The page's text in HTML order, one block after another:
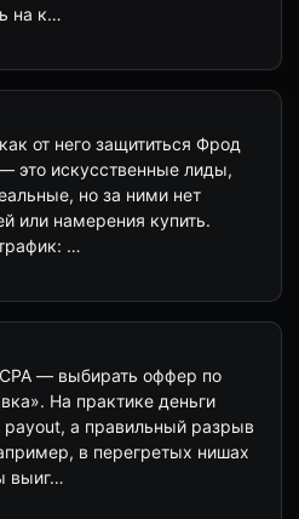
на к…
от него защититься Фрод
это искусственные лиды,
но за ними нет
или намерения купить.
…
— выбирать оффер по
На практике деньги
а правильный разрыв
в перегретых нишах
выиг…